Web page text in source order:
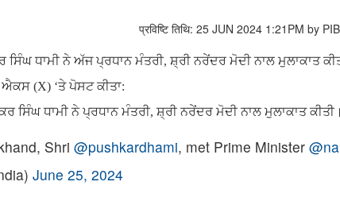
प्रविष्टि तिथि: 25 JUN 2024 1:21PM by
ਧਾਮੀ ਨੇ ਅੱਜ ਪ੍ਰਧਾਨ ਮੰਤਰੀ, ਸ਼੍ਰੀ ਨਰੇਂਦਰ ਮੋਦੀ ਨਾਲ ਮੁਲਾਕਾਤ
ਐਕਸ (X) ‘ਤੇ ਪੋਸਟ ਕੀਤਾ:
ਸਿੰਘ ਧਾਮੀ ਨੇ ਪ੍ਰਧਾਨ ਮੰਤਰੀ, ਸ਼੍ਰੀ ਨਰੇਂਦਰ ਮੋਦੀ ਨਾਲ ਮੁਲਾਕਾਤ
Shri @pushkardhami, met Prime Minister
June 25, 2024